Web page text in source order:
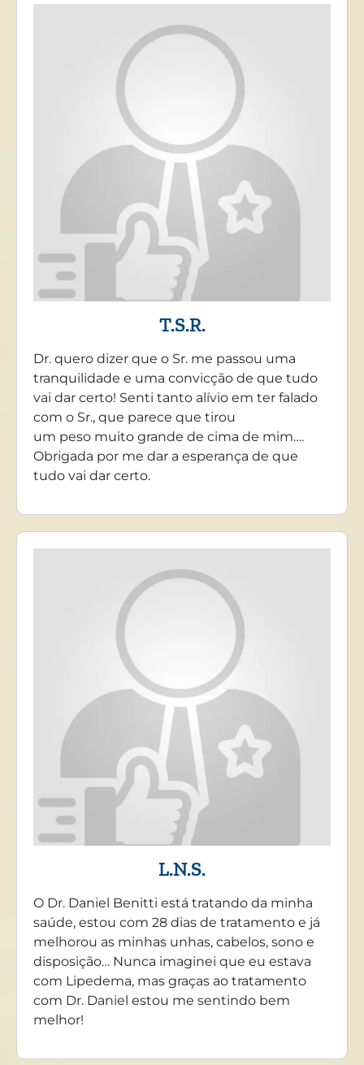
T.S.R.
Dr. quero dizer que o Sr. me passou uma
tranquilidade e uma convicção de que tudo
vai dar certo! Senti tanto alívio em ter falado
com o Sr., que parece que tirou
um peso muito grande de cima de mim….
Obrigada por me dar a esperança de que
tudo vai dar certo.
L.N.S.
O Dr. Daniel Benitti está tratando da minha
saúde, estou com 28 dias de tratamento e já
melhorou as minhas unhas, cabelos, sono e
disposição… Nunca imaginei que eu estava
com Lipedema, mas graças ao tratamento
com Dr. Daniel estou me sentindo bem
melhor!